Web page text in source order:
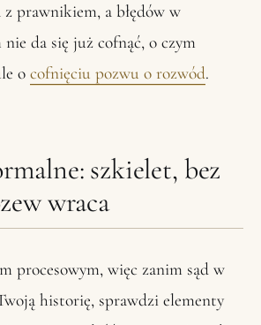
prawnikiem, a błędów w
nie da się już cofnąć, o czym
o cofnięciu pozwu o rozwód.
szkielet, bez
wraca
procesowym, więc zanim sąd w
historię, sprawdzi elementy